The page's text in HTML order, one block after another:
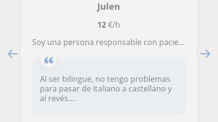
Julen
12€/h
Soy una persona responsable con paciencia y empatia. Creo que podría encajar bien con gente joven
Al ser bilingue, no tengo problemas
para pasar de italiano a castellano y
al revés....